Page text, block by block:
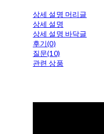
상세 설명 머리글
상세 설명
상세 설명 바닥글
후기(0)
질문(10)
관련 상품